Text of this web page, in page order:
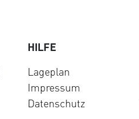
HILFE
Lageplan
Impressum
Datenschutz